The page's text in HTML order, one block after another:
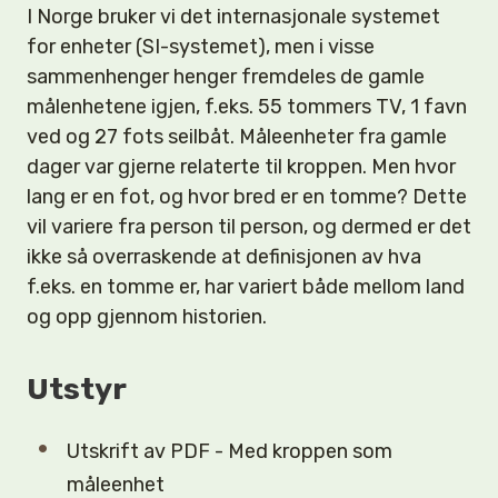
I Norge bruker vi det internasjonale systemet
for enheter (SI-systemet), men i visse
sammenhenger henger fremdeles de gamle
målenhetene igjen, f.eks. 55 tommers TV, 1 favn
ved og 27 fots seilbåt. Måleenheter fra gamle
dager var gjerne relaterte til kroppen. Men hvor
lang er en fot, og hvor bred er en tomme? Dette
vil variere fra person til person, og dermed er det
ikke så overraskende at definisjonen av hva
f.eks. en tomme er, har variert både mellom land
og opp gjennom historien.
Utstyr
Utskrift av PDF - Med kroppen som
måleenhet